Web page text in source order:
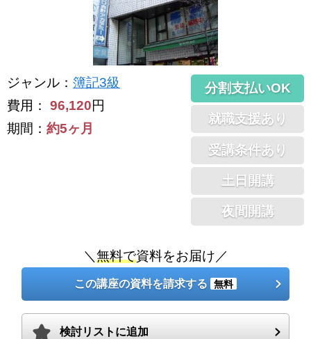
ジャンル ： 簿記3級
費用： 96,120円
期間： 約5ヶ月
分割支払いOK
就職支援あり
受講条件あり
土日開講
夜間開講
＼無料で資料をお届け／
この講座の資料を請求する 無料
検討リストに追加